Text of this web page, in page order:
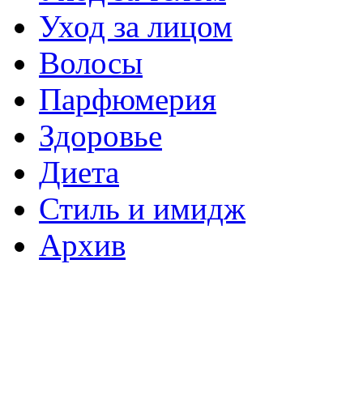
Уход за лицом
Волосы
Парфюмерия
Здоровье
Диета
Стиль и имидж
Архив